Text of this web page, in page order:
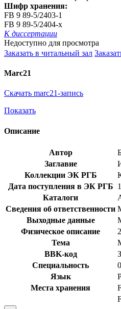
Шифр хранения:
FB 9 89-5/2403-1
FB 9 89-5/2404-x
К диссертации
Недоступно для просмотра
Заказать в читальный зал
Marc21
Скачать marc21-запись
Показать
Описание
Автор
Заглавие
Коллекции ЭК РГБ
Дата поступления в ЭК РГБ
Каталоги
Сведения об ответственности
Выходные данные
Физическое описание
Тема
BBK-код
Специальность
Язык
Места хранения